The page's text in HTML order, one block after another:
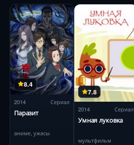
8.4
2014 Сериал
Паразит
аниме, ужасы
7.8
2014 Сериал
Умная луковка
мультфильм